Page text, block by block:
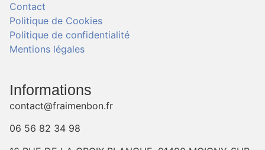
Contact
Politique de Cookies
Politique de confidentialité
Mentions légales
Informations
contact@fraimenbon.fr
06 56 82 34 98